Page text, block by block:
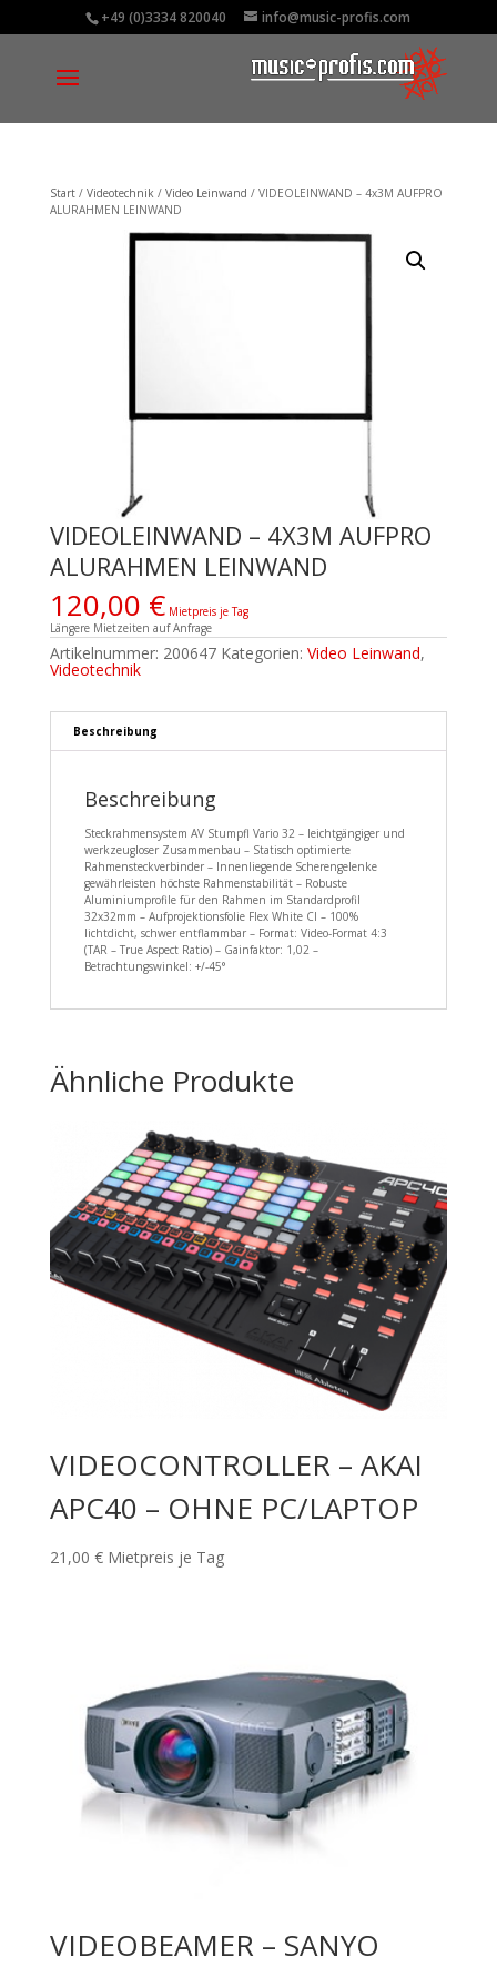
+49 (0)3334 820040 info@music-profis.com
Start/ Videotechnik/ Video Leinwand / VIDEOLEINWAND – 4x3M AUFPRO
ALURAHMEN LEINWAND
VIDEOLEINWAND – 4X3M AUFPRO
ALURAHMEN LEINWAND
120,00 € Mietpreis je Tag
Längere Mietzeiten auf Anfrage
Artikelnummer: 200647 Kategorien: Video Leinwand,
Videotechnik
Beschreibung
Beschreibung
Steckrahmensystem AV Stumpfl Vario 32 – leichtgängiger und
werkzeugloser Zusammenbau – Statisch optimierte
Rahmensteckverbinder – Innenliegende Scherengelenke
gewährleisten höchste Rahmenstabilität – Robuste
Aluminiumprofile für den Rahmen im Standardprofil
32x32mm – Aufprojektionsfolie Flex White CI – 100%
lichtdicht, schwer entflammbar – Format: Video-Format 4:3
(TAR – True Aspect Ratio) – Gainfaktor: 1,02 –
Betrachtungswinkel: +/-45°
Ähnliche Produkte
VIDEOCONTROLLER – AKAI
APC40 – OHNE PC/LAPTOP
21,00 € Mietpreis je Tag
VIDEOBEAMER – SANYO